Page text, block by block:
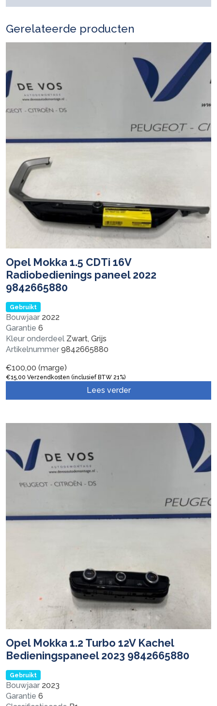
Gerelateerde producten
Opel Mokka 1.5 CDTi 16V
Radiobedienings paneel 2022
9842665880
Gebruikt
Bouwjaar 2022
Garantie 6
Kleur onderdeel Zwart, Grijs
Artikelnummer 9842665880
€100,00 (marge)
€15,00 Verzendkosten (inclusief BTW 21%)
Lees verder
Opel Mokka 1.2 Turbo 12V Kachel
Bedieningspaneel 2023 9842665880
Gebruikt
Bouwjaar 2023
Garantie 6